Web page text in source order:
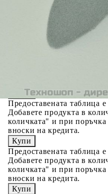
Acest tabel are caracter
coșul de cumpărături unde
Предоставената таблица
Добавете продукта в
количката" и при
вноски на кредита.
Предоставената таблица
Добавете продукта в
количката" и при
вноски на кредита.